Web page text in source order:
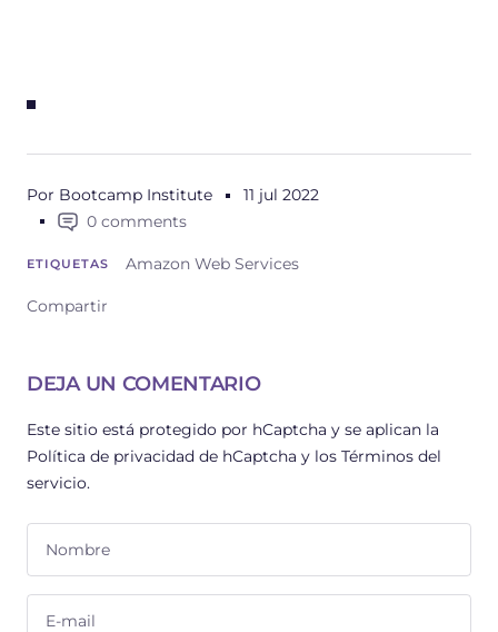
Por Bootcamp Institute
11 jul 2022
0 comments
ETIQUETAS Amazon Web Services
Compartir
DEJA UN COMENTARIO
Este sitio está protegido por hCaptcha y se aplican la
Política de privacidad de hCaptcha y los Términos del
servicio.
Nombre
E-mail